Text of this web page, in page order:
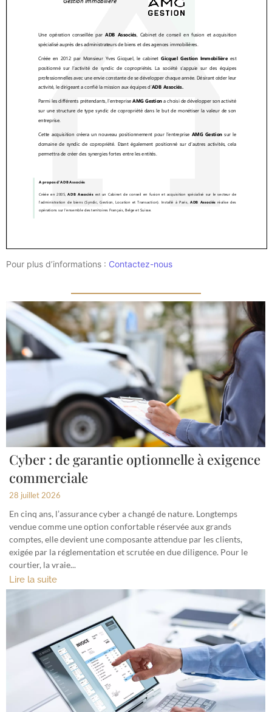
Pour plus d’informations : Contactez-nous
Cyber : de garantie optionnelle à exigence
commerciale
28 juillet 2026
En cinq ans, l’assurance cyber a changé de nature. Longtemps
vendue comme une option confortable réservée aux grands
comptes, elle devient une composante attendue par les clients,
exigée par la réglementation et scrutée en due diligence. Pour le
courtier, la vraie...
Lire la suite